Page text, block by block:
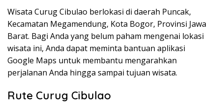
Wisata Curug Cibulao berlokasi di daerah Puncak,
Kecamatan Megamendung, Kota Bogor, Provinsi Jawa
Barat. Bagi Anda yang belum paham mengenai lokasi
wisata ini, Anda dapat meminta bantuan aplikasi
Google Maps untuk membantu mengarahkan
perjalanan Anda hingga sampai tujuan wisata.
Rute Curug Cibulao